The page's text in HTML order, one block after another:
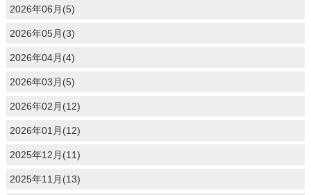
2026年06月(5)
2026年05月(3)
2026年04月(4)
2026年03月(5)
2026年02月(12)
2026年01月(12)
2025年12月(11)
2025年11月(13)